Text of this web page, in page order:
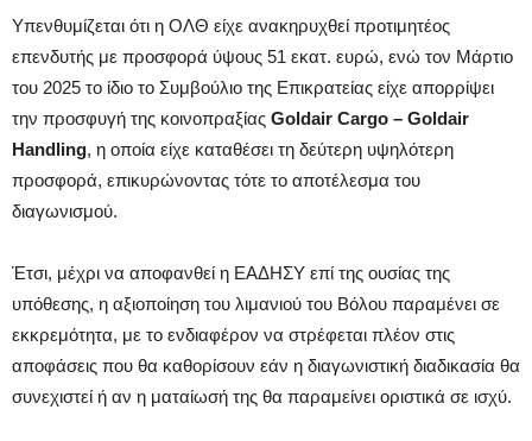
Υπενθυμίζεται ότι η ΟΛΘ είχε ανακηρυχθεί προτιμητέος
επενδυτής με προσφορά ύψους 51 εκατ. ευρώ, ενώ τον Μάρτιο
του 2025 το ίδιο το Συμβούλιο της Επικρατείας είχε απορρίψει
την προσφυγή της κοινοπραξίας Goldair Cargo – Goldair
Handling, η οποία είχε καταθέσει τη δεύτερη υψηλότερη
προσφορά, επικυρώνοντας τότε το αποτέλεσμα του
διαγωνισμού.
Έτσι, μέχρι να αποφανθεί η ΕΑΔΗΣΥ επί της ουσίας της
υπόθεσης, η αξιοποίηση του λιμανιού του Βόλου παραμένει σε
εκκρεμότητα, με το ενδιαφέρον να στρέφεται πλέον στις
αποφάσεις που θα καθορίσουν εάν η διαγωνιστική διαδικασία θα
συνεχιστεί ή αν η ματαίωσή της θα παραμείνει οριστικά σε ισχύ.